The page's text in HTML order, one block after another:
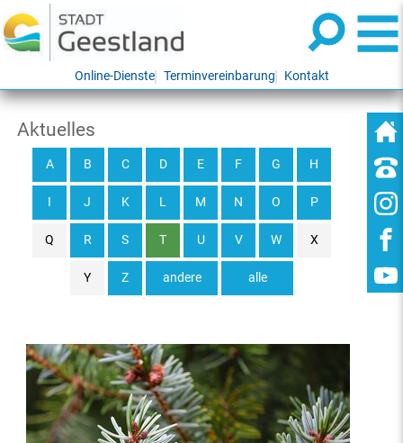
Online-Dienste Terminvereinbarung Kontakt
Aktuelles
alle
A B C D E F G H
I J K L M N O P
Q R S T U V W X
Y Z andere